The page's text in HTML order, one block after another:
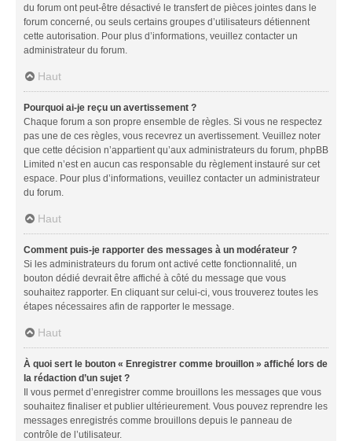
du forum ont peut-être désactivé le transfert de pièces jointes dans le
forum concerné, ou seuls certains groupes d’utilisateurs détiennent
cette autorisation. Pour plus d’informations, veuillez contacter un
administrateur du forum.
Haut
Pourquoi ai-je reçu un avertissement ?
Chaque forum a son propre ensemble de règles. Si vous ne respectez
pas une de ces règles, vous recevrez un avertissement. Veuillez noter
que cette décision n’appartient qu’aux administrateurs du forum, phpBB
Limited n’est en aucun cas responsable du règlement instauré sur cet
espace. Pour plus d’informations, veuillez contacter un administrateur
du forum.
Haut
Comment puis-je rapporter des messages à un modérateur ?
Si les administrateurs du forum ont activé cette fonctionnalité, un
bouton dédié devrait être affiché à côté du message que vous
souhaitez rapporter. En cliquant sur celui-ci, vous trouverez toutes les
étapes nécessaires afin de rapporter le message.
Haut
À quoi sert le bouton « Enregistrer comme brouillon » affiché lors de
la rédaction d’un sujet ?
Il vous permet d’enregistrer comme brouillons les messages que vous
souhaitez finaliser et publier ultérieurement. Vous pouvez reprendre les
messages enregistrés comme brouillons depuis le panneau de
contrôle de l’utilisateur.